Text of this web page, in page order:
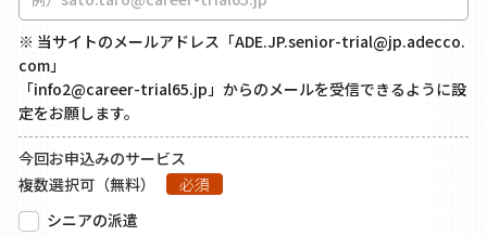
※ 当サイトのメールアドレス「ADE.JP.senior-trial@jp.adecco.
com」
「info2@career-trial65.jp」からのメールを受信できるように設
定をお願します。
今回お申込みのサービス
複数選択可（無料）
必須
今回お申込みのサービス（複数選択可）
シニアの派遣